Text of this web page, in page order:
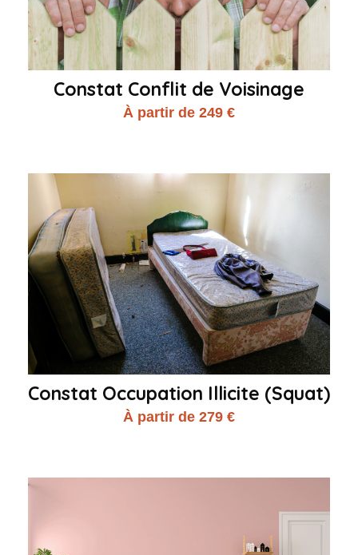
Constat Conflit de Voisinage
À partir de 249 €
Constat Occupation Illicite (Squat)
À partir de 279 €